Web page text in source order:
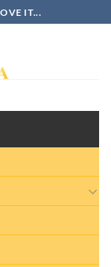
IT...